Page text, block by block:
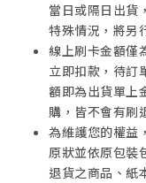
當日或隔日出貨
特殊情況，將另
線上刷卡金額僅
立即扣款，待訂
額即為出貨單上
購，皆不會有刷
為維護您的權益
原狀並依原包裝
退貨之商品、紙